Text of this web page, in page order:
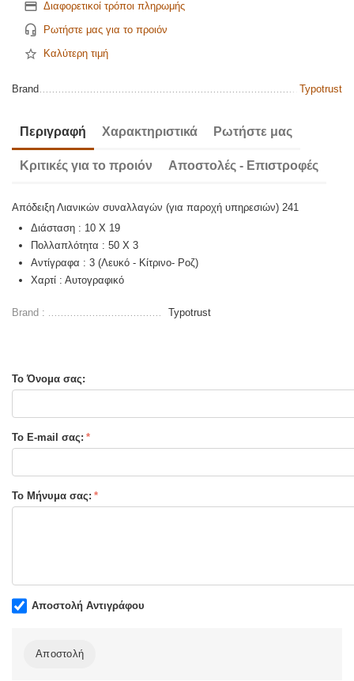
Διαφορετικοί τρόποι πληρωμής
Ρωτήστε μας για το προιόν
Καλύτερη τιμή
Brand Typotrust
Περιγραφή Χαρακτηριστικά Ρωτήστε μας
Κριτικές για το προιόν Αποστολές - Επιστροφές
Απόδειξη Λιανικών συναλλαγών (για παροχή υπηρεσιών) 241
Διάσταση : 10 X 19
Πολλαπλότητα : 50 X 3
Αντίγραφα : 3 (Λευκό - Κίτρινο- Ροζ)
Χαρτί : Αυτογραφικό
Brand : Typotrust
Το Όνομα σας:
Το E-mail σας:
Το Μήνυμα σας:
Αποστολή Αντιγράφου
Αποστολή